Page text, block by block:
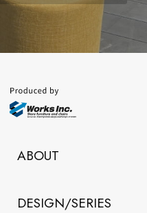
ABOUT
DESIGN/SERIES